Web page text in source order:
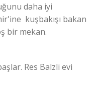
daha iyi
kuşbakışı bakan
bir mekan.
Res Balzli evi